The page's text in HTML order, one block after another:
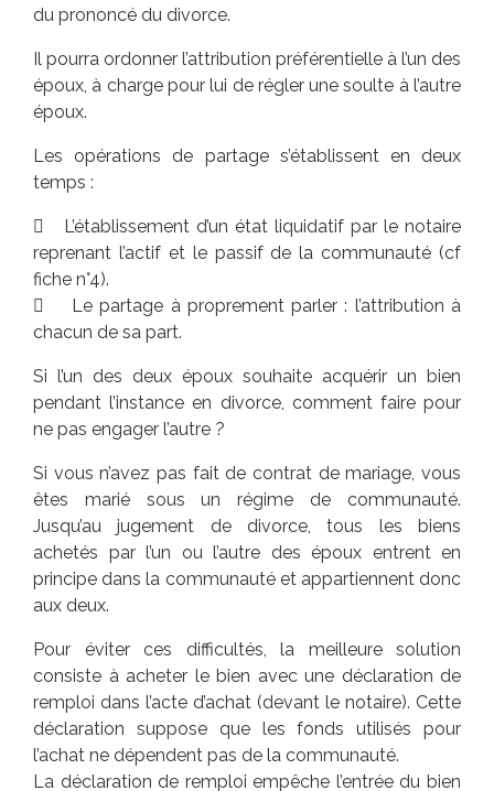
du prononcé du divorce.
Il pourra ordonner l’attribution préférentielle à l’un des
époux, à charge pour lui de régler une soulte à l’autre
époux.
Les opérations de partage s’établissent en deux
temps :
 L’établissement d’un état liquidatif par le notaire
reprenant l’actif et le passif de la communauté (cf
fiche n°4).
 Le partage à proprement parler : l’attribution à
chacun de sa part.
Si l’un des deux époux souhaite acquérir un bien
pendant l’instance en divorce, comment faire pour
ne pas engager l’autre ?
Si vous n’avez pas fait de contrat de mariage, vous
êtes marié sous un régime de communauté.
Jusqu’au jugement de divorce, tous les biens
achetés par l’un ou l’autre des époux entrent en
principe dans la communauté et appartiennent donc
aux deux.
Pour éviter ces difficultés, la meilleure solution
consiste à acheter le bien avec une déclaration de
remploi dans l’acte d’achat (devant le notaire). Cette
déclaration suppose que les fonds utilisés pour
l’achat ne dépendent pas de la communauté.
La déclaration de remploi empêche l’entrée du bien